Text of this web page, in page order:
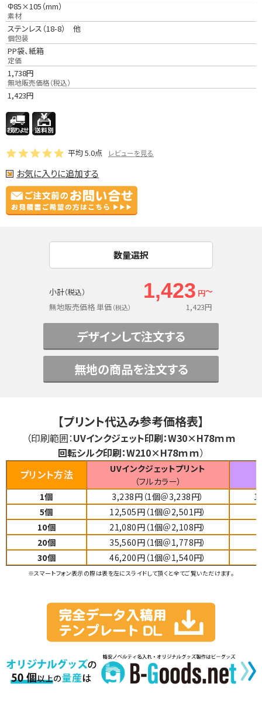
Φ85×105（mm）
素材
ステンレス（18-8） 他
個包装
PP袋、紙箱
定価
1,738円
無地販売価格（税込）
1,423円
平均5.0点 レビューを見る
お気に入りに追加する
数量選択
小計（税込） 1,423 円～
無地販売価格 単価（税込） 1,423円
デザインして注文する
無地の商品を注文する
【プリント代込み参考価格表】
（印刷範囲：UVインクジェット印刷：W30×H78ｍｍ
回転シルク印刷：W210×H78ｍｍ）
プリント方法
UVインクジェットプリント
（フルカラー）
1個
3,238円（1個＠3,238円）
5個
12,505円（1個＠2,501円）
10個
21,080円（1個＠2,108円）
20個
35,560円（1個＠1,778円）
30個
46,200円（1個＠1,540円）
※スマートフォン表示の際は表を左にスライドして頂くと全てご覧いただけます。